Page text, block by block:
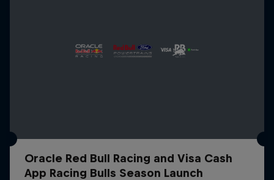
Oracle Red Bull Racing and Visa Cash
App Racing Bulls Season Launch